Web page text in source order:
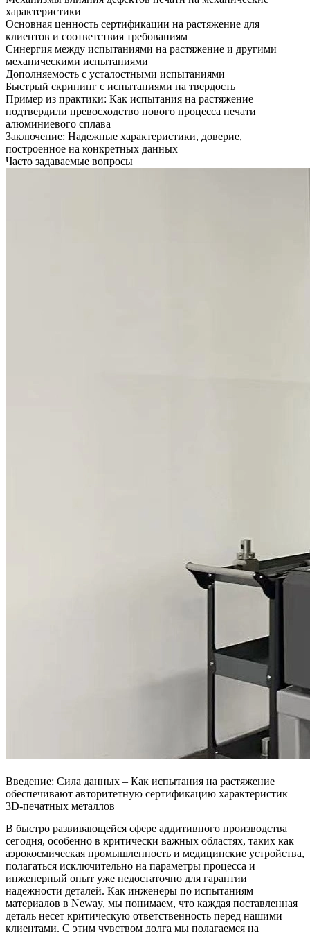
характеристики
Основная ценность сертификации на растяжение для
клиентов и соответствия требованиям
Синергия между испытаниями на растяжение и другими
механическими испытаниями
Дополняемость с усталостными испытаниями
Быстрый скрининг с испытаниями на твердость
Пример из практики: Как испытания на растяжение
подтвердили превосходство нового процесса печати
алюминиевого сплава
Заключение: Надежные характеристики, доверие,
построенное на конкретных данных
Часто задаваемые вопросы
Введение: Сила данных – Как испытания на растяжение
обеспечивают авторитетную сертификацию характеристик
3D-печатных металлов
В быстро развивающейся сфере аддитивного производства
сегодня, особенно в критически важных областях, таких как
аэрокосмическая промышленность и медицинские устройства,
полагаться исключительно на параметры процесса и
инженерный опыт уже недостаточно для гарантии
надежности деталей. Как инженеры по испытаниям
материалов в Neway, мы понимаем, что каждая поставленная
деталь несет критическую ответственность перед нашими
клиентами. С этим чувством долга мы полагаемся на